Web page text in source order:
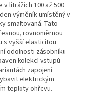
v litrážích 100 až 500
výměník umístěný v
smaltovaná. Tato
rovnoměrnou
s vyšší elasticitou
odolnosti zásobníku
kolekcí vstupů
zapojení
elektrickým
teploty ohřevu.